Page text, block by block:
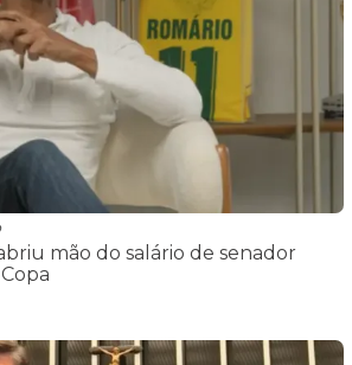
mão do salário de senador